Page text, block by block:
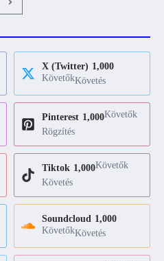
X (Twitter) 1,000
KövetőkKövetés
Pinterest 1,000Követők
Rögzítés
Tiktok 1,000Követők
Követés
Soundcloud 1,000
KövetőkKövetés